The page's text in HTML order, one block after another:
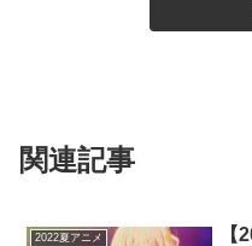
関連記事
2022夏アニメ
【